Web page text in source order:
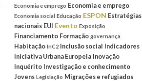
Economia e emprego Economia e emprego
Economia social Educação ESPON Estratégias
nacionais EUI Evento Exposição
Financiamento Formação governança
Habitação InC2 Inclusão social
Indicadores
Iniciativa Urbana Europeia Inovação
Inquérito Investigação e conhecimento
Jovens Legislação Migrações e refugiados